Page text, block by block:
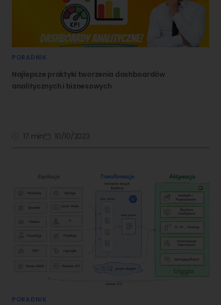
PORADNIK
Najlepsze praktyki tworzenia dashboardów
analitycznych i biznesowych
17 min 10/10/2023
PORADNIK